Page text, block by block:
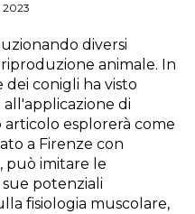
diversi
animale. In
conigli ha visto
all'applicazione di
esplorerà come
a Firenze con
può imitare le
potenziali
fisiologia muscolare,